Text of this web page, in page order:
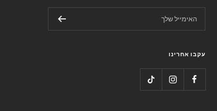
האימייל שלך
עקבו אחרינו